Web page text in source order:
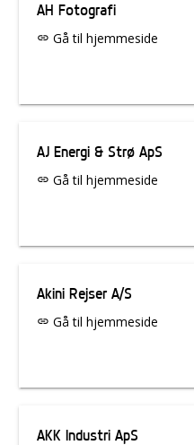
AH Fotografi
link Gå til hjemmeside
AJ Energi & Strø ApS
link Gå til hjemmeside
Akini Rejser A/S
link Gå til hjemmeside
AKK Industri ApS